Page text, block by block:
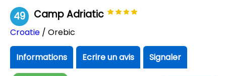
49 Camp Adriatic
Croatie / Orebic
Informations Ecrire un avis Signaler